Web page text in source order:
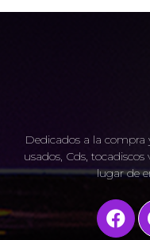
Dedicados a la compra
usados, Cds,
lugar de